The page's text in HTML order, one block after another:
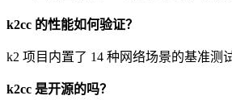
k2cc 的性能如何验证？
k2 项目内置了 14 种网络场景的基准
k2cc 是开源的吗？